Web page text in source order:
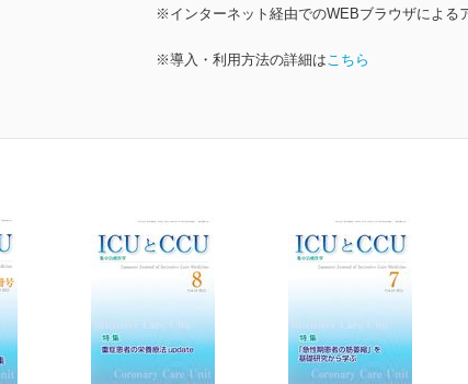
※インターネット経由でのWEBブラウザによる
※導入・利用方法の詳細はこちら